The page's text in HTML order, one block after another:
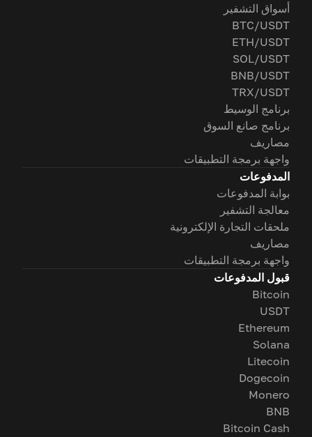
أسواق التشفير
BTC/USDT
ETH/USDT
SOL/USDT
BNB/USDT
TRX/USDT
برنامج الوسيط
برنامج صانع السوق
مصاريف
واجهة برمجة التطبيقات
المدفوعات
بوابة المدفوعات
معالجة التشفير
ملحقات التجارة الإلكترونية
مصاريف
واجهة برمجة التطبيقات
قبول المدفوعات
Bitcoin
USDT
Ethereum
Solana
Litecoin
Dogecoin
Monero
BNB
Bitcoin Cash